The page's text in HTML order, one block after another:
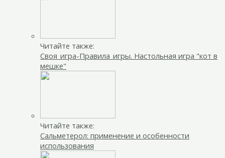
Читайте также:
Своя_игра-Правила_игры. Настольная игра "кот в
мешке"
Читайте также:
Сальметерол: применение и особенности
использования